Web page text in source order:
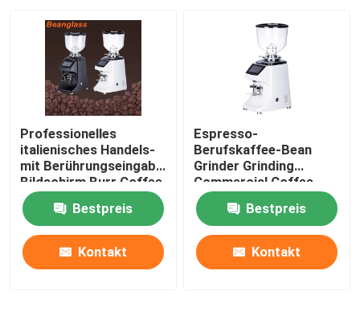
Über uns
Fabrik-Ausflug
Qualitätskontrolle
Treten Sie mit uns in Verbindung
Professionelles
italienisches Handels-
mit Berührungseingabe
Bildschirm Burr Coffee
Bean Grinder Withs LED
Bestpreis
Kontakt
Espresso-
Berufskaffee-Bean
Grinder Grinding
Commercial Coffee-
Schleifer
Bestpreis
Kontakt